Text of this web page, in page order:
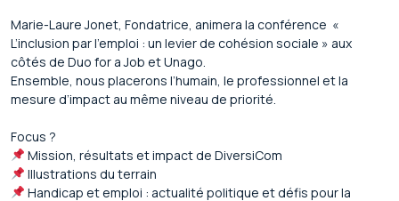
Marie-Laure Jonet, Fondatrice, animera la conférence «
L’inclusion par l’emploi : un levier de cohésion sociale » aux
côtés de Duo for a Job et Unago.
Ensemble, nous placerons l’humain, le professionnel et la
mesure d’impact au même niveau de priorité.
Focus ?
Mission, résultats et impact de DiversiCom
Illustrations du terrain
Handicap et emploi : actualité politique et défis pour la